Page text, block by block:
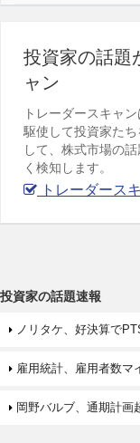
投資家の話題
ャン
トレーダースキャ
駆使して投資家た
して、株式市場の
く検知します。
トレーダース
投資家の話題速報
ノリタケ、好決算で
雇用統計、雇用者数マ
岡野バルブ、通期計画